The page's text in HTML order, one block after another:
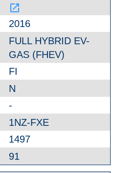
launch
2016
FULL HYBRID EV-
GAS (FHEV)
FI
N
-
1NZ-FXE
1497
91